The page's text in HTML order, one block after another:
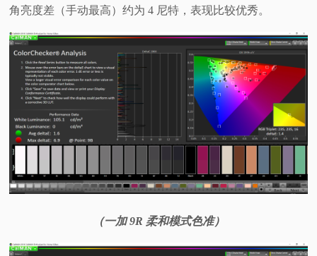
角亮度差（手动最高）约为 4 尼特，表现比较优秀。
（一加 9R 柔和模式色准）